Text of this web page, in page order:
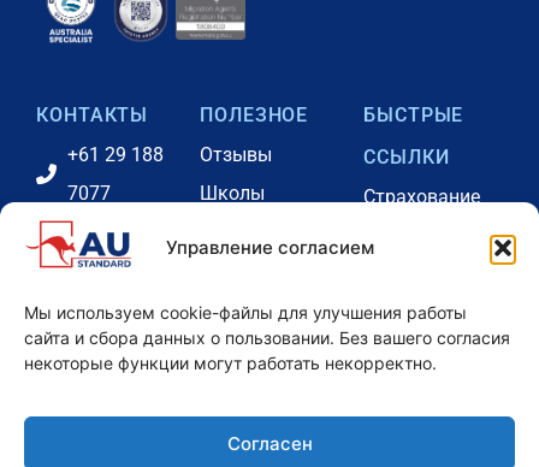
Управление согласием
Мы используем cookie-файлы для улучшения работы
сайта и сбора данных о пользовании. Без вашего согласия
некоторые функции могут работать некорректно.
Согласен
КОНТАКТЫ
+61 29 188
7077
+61 41
2731646
info@eduau.com.au
Контакты
ПОЛЕЗНОЕ
Отзывы
Школы
Аккредитации
Партнерская
Вебинары
БЫСТРЫЕ
ССЫЛКИ
Страхование
Проживание
Блог